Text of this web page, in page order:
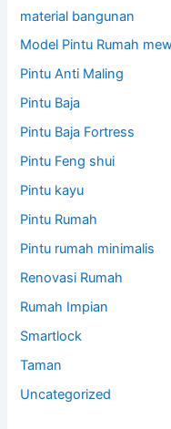
material bangunan
Model Pintu Rumah
Pintu Anti Maling
Pintu Baja
Pintu Baja Fortress
Pintu Feng shui
Pintu kayu
Pintu Rumah
Pintu rumah minimalis
Renovasi Rumah
Rumah Impian
Smartlock
Taman
Uncategorized